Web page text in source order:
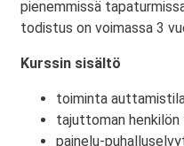
pienemmissä
todistus on voimassa 3
Kurssin sisältö
toiminta
tajuttoman henkilön
painelu-